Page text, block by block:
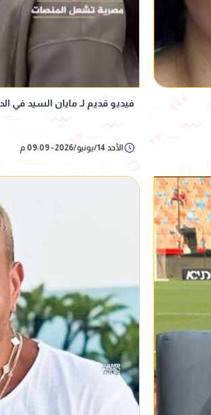
فيديو قديم لـ مايان السيد في
الأحد 14/يونيو/2026 - 09:09 م